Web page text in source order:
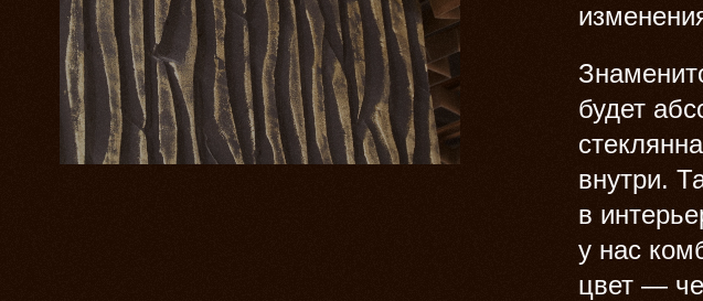
будет
внутри.
в
у нас
цвет —